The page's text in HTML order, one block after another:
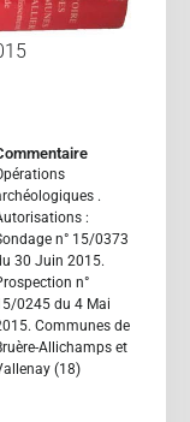
.
:
n° 15/0373
30 Juin 2015.
n°
0245 du 4 Mai
Communes de
Allichamps et
(18)